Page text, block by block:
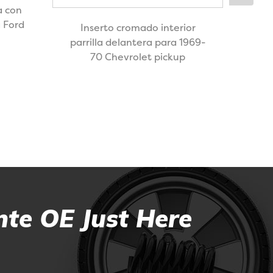
con
Inserto cromado interior
parrilla delantera para 1969-
70 Chevrolet pickup
OE Just Here